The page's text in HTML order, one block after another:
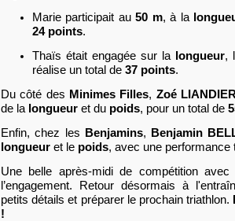
Marie participait au50 m, à la
24 points.
Thaïs était engagée sur la longueur,
réalise un total de 37 points.
Du côté des Minimes Filles, Zoé
de la longueur et du poids, pour un total de
Enfin, chez les Benjamins, Benjamin
longueur et le poids, avec une performance
Une belle après-midi de compétition
l’engagement. Retour désormais à
petits détails et préparer le prochain triathlon.
!